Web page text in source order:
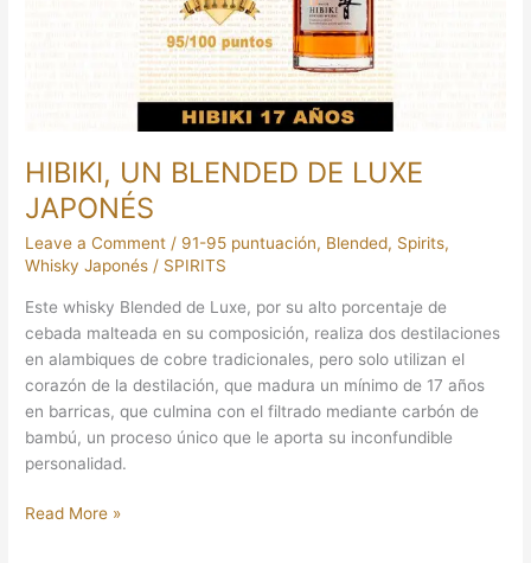
HIBIKI, UN BLENDED DE LUXE
JAPONÉS
Leave a Comment / 91-95 puntuación, Blended, Spirits,
Whisky Japonés / SPIRITS
Este whisky Blended de Luxe, por su alto porcentaje de
cebada malteada en su composición, realiza dos destilaciones
en alambiques de cobre tradicionales, pero solo utilizan el
corazón de la destilación, que madura un mínimo de 17 años
en barricas, que culmina con el filtrado mediante carbón de
bambú, un proceso único que le aporta su inconfundible
personalidad.
Read More »